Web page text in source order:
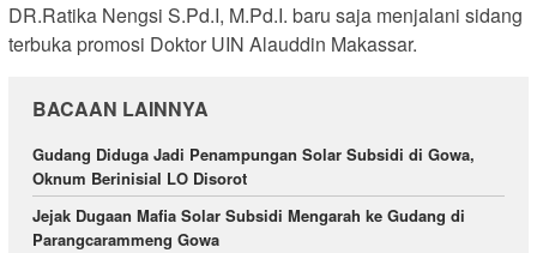
DR.Ratika Nengsi S.Pd.I, M.Pd.I. baru saja menjalani sidang
terbuka promosi Doktor UIN Alauddin Makassar.
BACAAN LAINNYA
Gudang Diduga Jadi Penampungan Solar Subsidi di Gowa,
Oknum Berinisial LO Disorot
Jejak Dugaan Mafia Solar Subsidi Mengarah ke Gudang di
Parangcarammeng Gowa